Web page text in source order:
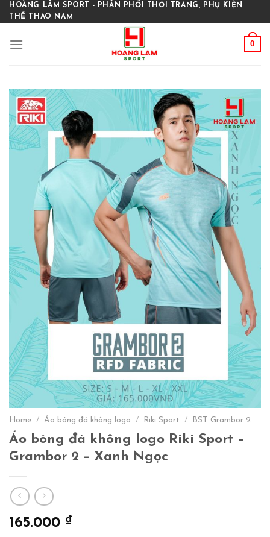
Skip
to
HOÀNG LÂM SPORT - PHÂN PHỐI THỜI TRANG, PHỤ KIỆN
THỂ THAO NAM
0
Home / Áo bóng đá không logo / Riki Sport / BST Grambor 2
Áo bóng đá không logo Riki Sport –
Grambor 2 – Xanh Ngọc
165.000 ₫